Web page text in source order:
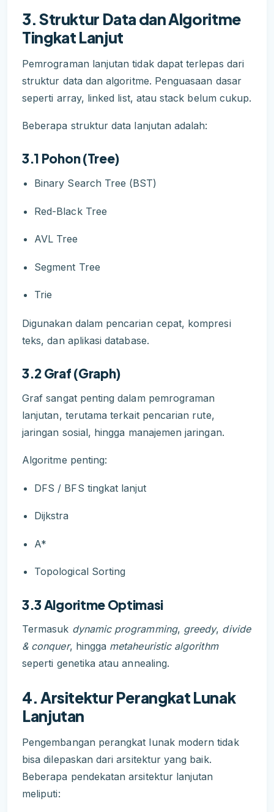
3. Struktur Data dan Algoritme
Tingkat Lanjut
Pemrograman lanjutan tidak dapat terlepas dari
struktur data dan algoritme. Penguasaan dasar
seperti array, linked list, atau stack belum cukup.
Beberapa struktur data lanjutan adalah:
3.1 Pohon (Tree)
Binary Search Tree (BST)
Red-Black Tree
AVL Tree
Segment Tree
Trie
Digunakan dalam pencarian cepat, kompresi
teks, dan aplikasi database.
3.2 Graf (Graph)
Graf sangat penting dalam pemrograman
lanjutan, terutama terkait pencarian rute,
jaringan sosial, hingga manajemen jaringan.
Algoritme penting:
DFS / BFS tingkat lanjut
Dijkstra
A*
Topological Sorting
3.3 Algoritme Optimasi
Termasuk dynamic programming, greedy, divide
& conquer, hingga metaheuristic algorithm
seperti genetika atau annealing.
4. Arsitektur Perangkat Lunak
Lanjutan
Pengembangan perangkat lunak modern tidak
bisa dilepaskan dari arsitektur yang baik.
Beberapa pendekatan arsitektur lanjutan
meliputi: